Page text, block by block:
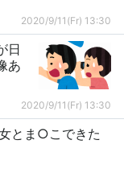
2020/9/11(Fr) 13:30
日
あ
2020/9/11(Fr) 13:30
とま○こできた